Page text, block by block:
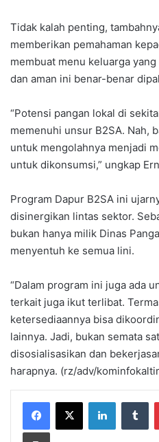
Tidak kalah penting,
memberikan pemahaman
membuat menu keluarga
dan aman ini benar-benar
“Potensi pangan lokal di
memenuhi unsur B2SA. Nah,
untuk mengolahnya menjadi
untuk dikonsumsi,” ungkap
Program Dapur B2SA ini
disinergikan lintas sektor.
bukan hanya milik Dinas
menyentuh ke semua lini.
“Dalam program ini juga ada
terkait juga ikut terlibat.
ketersediaannya bisa
lainnya. Jadi, bukan semata
disosialisasikan dan
harapnya. (rz/adv/